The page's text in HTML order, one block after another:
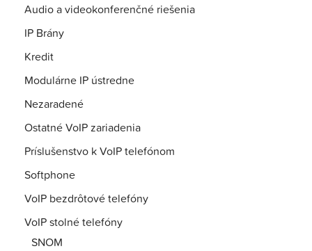
Audio a videokonferenčné riešenia
IP Brány
Kredit
Modulárne IP ústredne
Nezaradené
Ostatné VoIP zariadenia
Príslušenstvo k VoIP telefónom
Softphone
VoIP bezdrôtové telefóny
VoIP stolné telefóny
SNOM